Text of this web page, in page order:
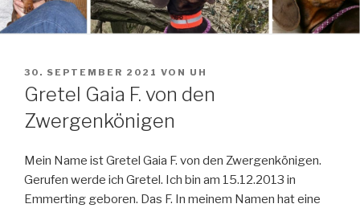
VERÖFFENTLICHT
AM
30. SEPTEMBER 2021 VON UH
Gretel Gaia F. von den
Zwergenkönigen
Mein Name ist Gretel Gaia F. von den Zwergenkönigen.
Gerufen werde ich Gretel. Ich bin am 15.12.2013 in
Emmerting geboren. Das F. In meinem Namen hat eine